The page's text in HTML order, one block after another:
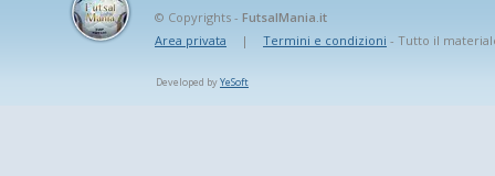
© Copyrights - FutsalMania.it
Area privata
| Termini e condizioni - Tutto il
Developed byYeSoft